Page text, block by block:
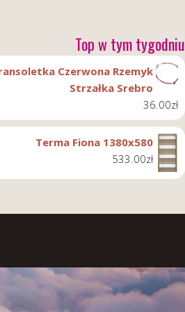
Top w tym tygodniu
Czerwona Rzemyk
Strzałka Srebro
36.00zł
Terma Fiona 1380x580
533.00zł